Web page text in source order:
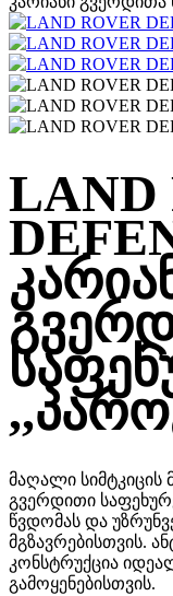
LAND
მაღალი სიმტკიცის
გვერდითი
წვდომას და
მგზავრებისთვის.
კონსტრუქცია
გამოყენებისთვის.